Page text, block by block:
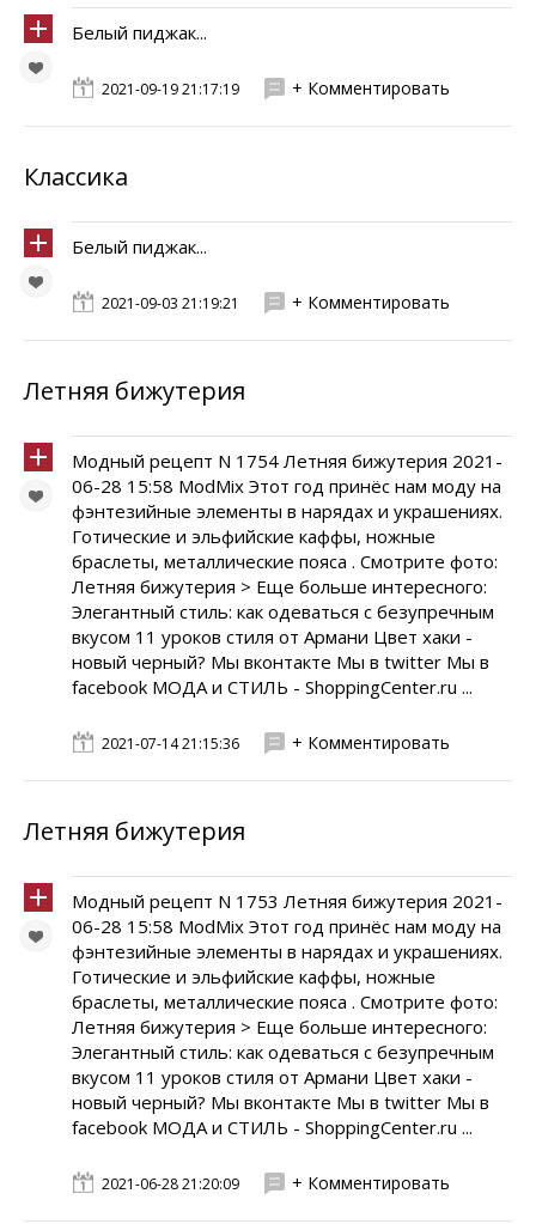
Белый пиджак...
2021-09-19 21:17:19 + Комментировать
Классика
Белый пиджак...
2021-09-03 21:19:21 + Комментировать
Летняя бижутерия
Модный рецепт N 1754 Летняя бижутерия 2021-
06-28 15:58 ModMix Этот год принёс нам моду на
фэнтезийные элементы в нарядах и украшениях.
Готические и эльфийские каффы, ножные
браслеты, металлические пояса . Смотрите фото:
Летняя бижутерия > Еще больше интересного:
Элегантный стиль: как одеваться с безупречным
вкусом 11 уроков стиля от Армани Цвет хаки -
новый черный? Мы вконтакте Мы в twitter Мы в
facebook МОДА и СТИЛЬ - ShoppingCenter.ru ...
2021-07-14 21:15:36 + Комментировать
Летняя бижутерия
Модный рецепт N 1753 Летняя бижутерия 2021-
06-28 15:58 ModMix Этот год принёс нам моду на
фэнтезийные элементы в нарядах и украшениях.
Готические и эльфийские каффы, ножные
браслеты, металлические пояса . Смотрите фото:
Летняя бижутерия > Еще больше интересного:
Элегантный стиль: как одеваться с безупречным
вкусом 11 уроков стиля от Армани Цвет хаки -
новый черный? Мы вконтакте Мы в twitter Мы в
facebook МОДА и СТИЛЬ - ShoppingCenter.ru ...
2021-06-28 21:20:09 + Комментировать